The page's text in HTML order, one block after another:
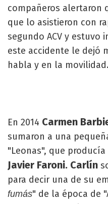
compañeros alertaron
que lo asistieron con
segundo ACV y estuvo
este accidente le dejó
habla y en la movilidad.
En 2014 Carmen
sumaron a una
"Leonas", que
Javier Faroni. Carlín
para decir una de su
fumás" de la época de